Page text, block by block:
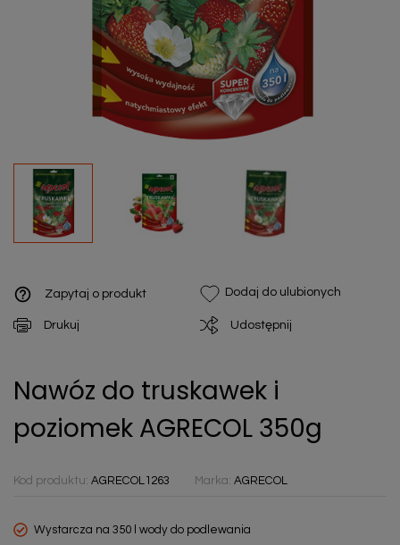
help_outline Zapytaj o produkt Dodaj do ulubionych
Drukuj Udostępnij
Nawóz do truskawek i
poziomek AGRECOL 350g
Kod produktu: AGRECOL1263 Marka: AGRECOL
Wystarcza na 350 l wody do podlewania